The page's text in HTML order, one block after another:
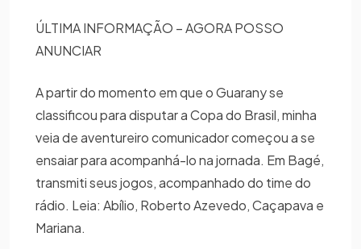
ÚLTIMA INFORMAÇÃO – AGORA POSSO
ANUNCIAR
A partir do momento em que o Guarany se
classificou para disputar a Copa do Brasil, minha
veia de aventureiro comunicador começou a se
ensaiar para acompanhá-lo na jornada. Em Bagé,
transmiti seus jogos, acompanhado do time do
rádio. Leia: Abílio, Roberto Azevedo, Caçapava e
Mariana.